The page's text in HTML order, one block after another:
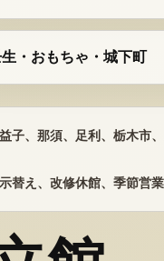
・おもちゃ・城下町
子、那須、足利、栃木市
替え、改修休館、季節営